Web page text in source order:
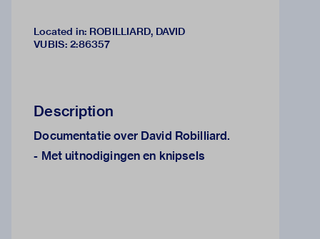
Located in: ROBILLIARD, DAVID
VUBIS: 2:86357
Description
Documentatie over David Robilliard.
- Met uitnodigingen en knipsels